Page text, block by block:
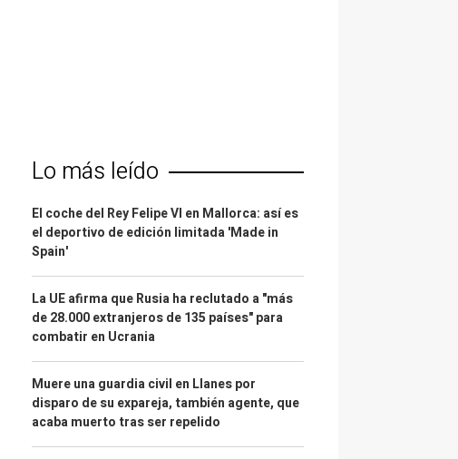
Lo más leído
El coche del Rey Felipe VI en Mallorca: así es
el deportivo de edición limitada 'Made in
Spain'
La UE afirma que Rusia ha reclutado a "más
de 28.000 extranjeros de 135 países" para
combatir en Ucrania
Muere una guardia civil en Llanes por
disparo de su expareja, también agente, que
acaba muerto tras ser repelido